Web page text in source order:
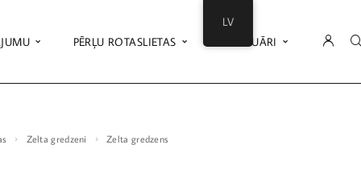
PĒRĻU ROTASLIETAS AKSESUĀRI
Zelta gredzeni Zelta gredzens
LV